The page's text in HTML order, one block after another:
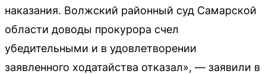
наказания. Волжский районный суд Самарской
области доводы прокурора счел
убедительными и в удовлетворении
заявленного ходатайства отказал», — заявили в